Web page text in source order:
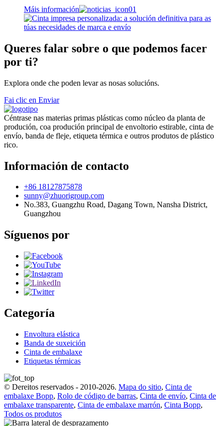
Máis información
Queres falar sobre o que podemos facer
por ti?
Explora onde che poden levar as nosas solucións.
Fai clic en Enviar
Céntrase nas materias primas plásticas como núcleo da planta de
produción, coa produción principal de envoltorio estirable, cinta de
envío, banda de fleje, etiqueta térmica e outros produtos de plástico
rico.
Información de contacto
+86 18127875878
sunny@zhuorigroup.com
No.383, Guangzhu Road, Dagang Town, Nansha District,
Guangzhou
Síguenos por
Categoría
Envoltura elástica
Banda de suxeición
Cinta de embalaxe
Etiquetas térmicas
© Dereitos reservados - 2010-2026. Mapa do sitio, Cinta de
embalaxe Bopp, Rolo de código de barras, Cinta de envío, Cinta de
embalaxe transparente, Cinta de embalaxe marrón, Cinta Bopp,
Todos os produtos